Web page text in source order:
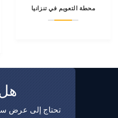
محطة التعويم في تنزانيا
تحتاج إلى عرض